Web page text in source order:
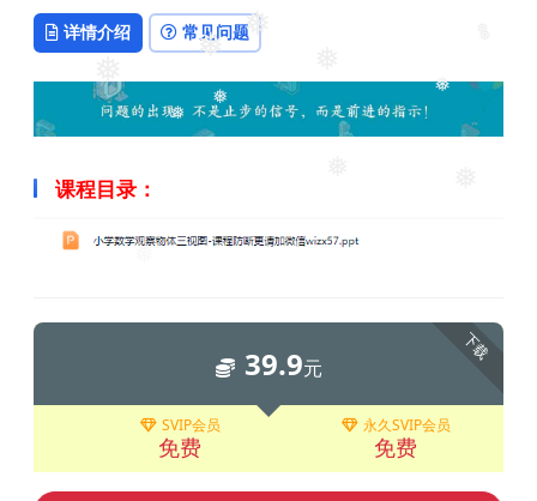
❅ ❅
❅
❅ ❅
❅
详情介绍 常见问题
课程目录：
下载
39.9元
SVIP会员
免费
永久SVIP会员
免费